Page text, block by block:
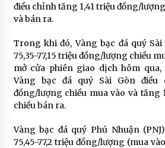
điều chỉnh tăng 1,41 triệu đồng/
và bán ra.
Trong khi đó, Vàng bạc đá quý
75,35-77,15 triệu đồng/lượng chiều
mở cửa phiên giao dịch hôm
Vàng bạc đá quý Sài Gòn điều
đồng/lượng chiều mua vào và tăng
chiều bán ra.
Vàng bạc đá quý Phú Nhuận
75,45-77,2 triệu đồng/lượng (mua